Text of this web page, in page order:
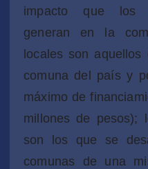
impacto que los
generan en la
locales son
comuna del país y
máximo de
millones de pesos);
son los que se
comunas de una